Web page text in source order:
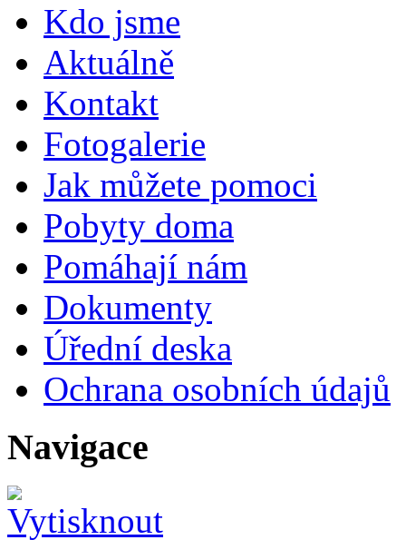
Kdo jsme
Aktuálně
Kontakt
Fotogalerie
Jak můžete pomoci
Pobyty doma
Pomáhají nám
Dokumenty
Úřední deska
Ochrana osobních údajů
Navigace